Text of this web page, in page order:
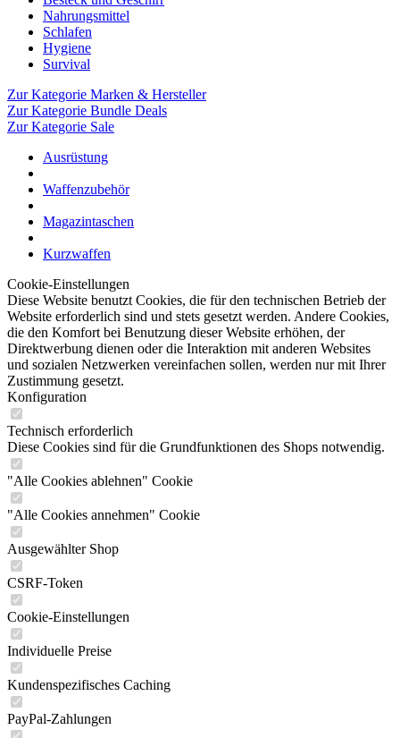
Nahrungsmittel
Schlafen
Hygiene
Survival
Zur Kategorie Marken & Hersteller
Zur Kategorie Bundle Deals
Zur Kategorie Sale
Ausrüstung
Waffenzubehör
Magazintaschen
Kurzwaffen
Cookie-Einstellungen
Diese Website benutzt Cookies, die für den technischen Betrieb der
Website erforderlich sind und stets gesetzt werden. Andere Cookies,
die den Komfort bei Benutzung dieser Website erhöhen, der
Direktwerbung dienen oder die Interaktion mit anderen Websites
und sozialen Netzwerken vereinfachen sollen, werden nur mit Ihrer
Zustimmung gesetzt.
Konfiguration
Technisch erforderlich
Diese Cookies sind für die Grundfunktionen des Shops notwendig.
"Alle Cookies ablehnen" Cookie
"Alle Cookies annehmen" Cookie
Ausgewählter Shop
CSRF-Token
Cookie-Einstellungen
Individuelle Preise
Kundenspezifisches Caching
PayPal-Zahlungen